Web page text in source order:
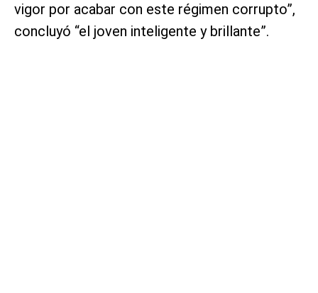
vigor por acabar con este régimen corrupto”,
concluyó “el joven inteligente y brillante”.